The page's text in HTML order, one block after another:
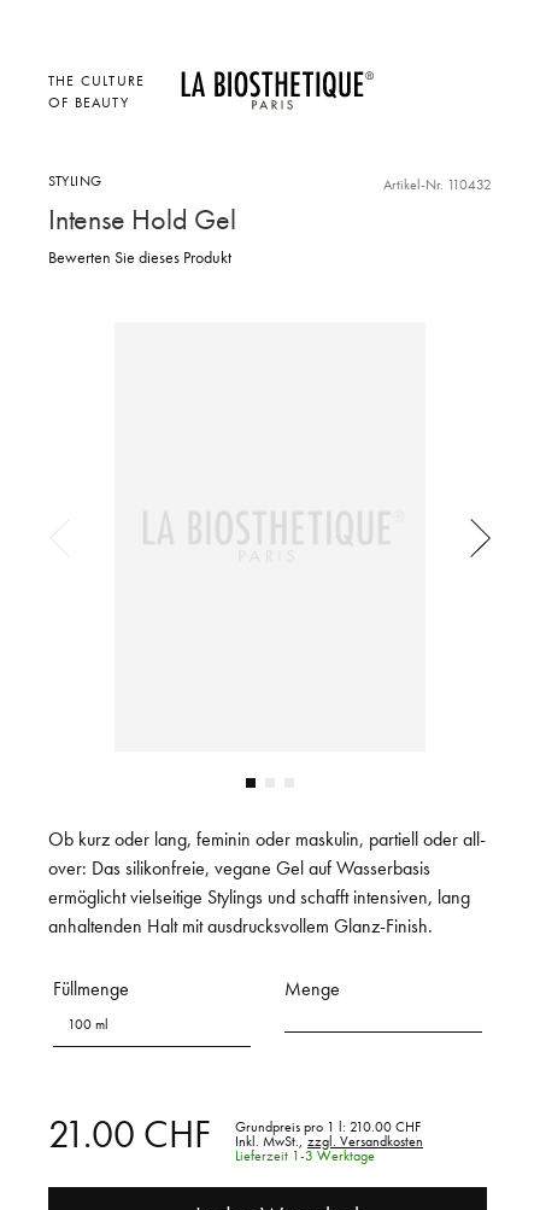
THE CULTURE
OF BEAUTY
STYLING Artikel-Nr. 110432
Intense Hold Gel
Bewerten Sie dieses Produkt
Ob kurz oder lang, feminin oder maskulin, partiell oder all-
over: Das silikonfreie, vegane Gel auf Wasserbasis
ermöglicht vielseitige Stylings und schafft intensiven, lang
anhaltenden Halt mit ausdrucksvollem Glanz-Finish.
Füllmenge
100 ml
Menge
21.00 CHF Grundpreis pro 1 l: 210.00 CHF
Inkl. MwSt.,
zzgl. Versandkosten
Lieferzeit 1-3 Werktage